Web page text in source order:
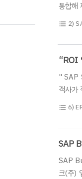
통합해
한 내
의 :
의
알아보
format_list_bulleted 2)
“ROI
" SAP
객사가
궁금
지
테크(
련하여
format_list_bulleted 6)
SAP
SAP
크(주)